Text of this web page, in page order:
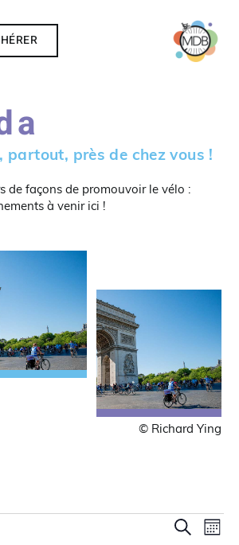
partout, près de chez vous !
de façons de promouvoir le vélo :
à venir ici !
© Richard Ying
Recherche
Mois